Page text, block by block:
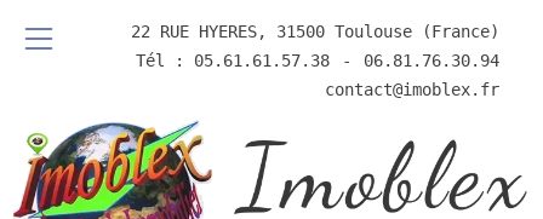
22 RUE HYERES, 31500 Toulouse (France)
Tél : 05.61.61.57.38 ⠀-⠀ 06.81.76.30.94
contact@imoblex.fr